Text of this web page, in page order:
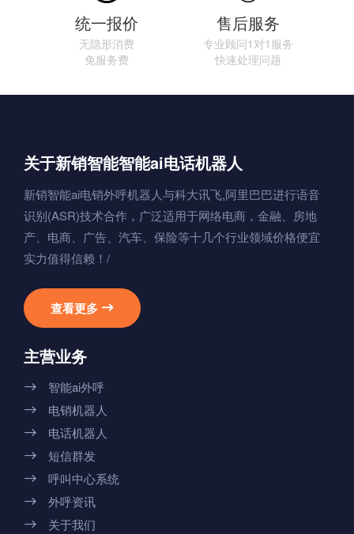
统一报价
无隐形消费
免服务费
售后服务
专业顾问1对1服务
快速处理问题
关于新销智能智能ai电话机器人
新销智能ai电销外呼机器人与科大讯飞,阿里巴巴进行语音
识别(ASR)技术合作，广泛适用于网络电商，金融、房地
产、电商、广告、汽车、保险等十几个行业领域价格便宜
实力值得信赖！/
查看更多 
主营业务
 智能ai外呼
 电销机器人
 电话机器人
 短信群发
 呼叫中心系统
 外呼资讯
 关于我们